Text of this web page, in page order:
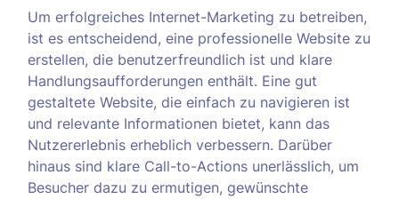
Um erfolgreiches Internet-Marketing zu betreiben,
ist es entscheidend, eine professionelle Website zu
erstellen, die benutzerfreundlich ist und klare
Handlungsaufforderungen enthält. Eine gut
gestaltete Website, die einfach zu navigieren ist
und relevante Informationen bietet, kann das
Nutzererlebnis erheblich verbessern. Darüber
hinaus sind klare Call-to-Actions unerlässlich, um
Besucher dazu zu ermutigen, gewünschte